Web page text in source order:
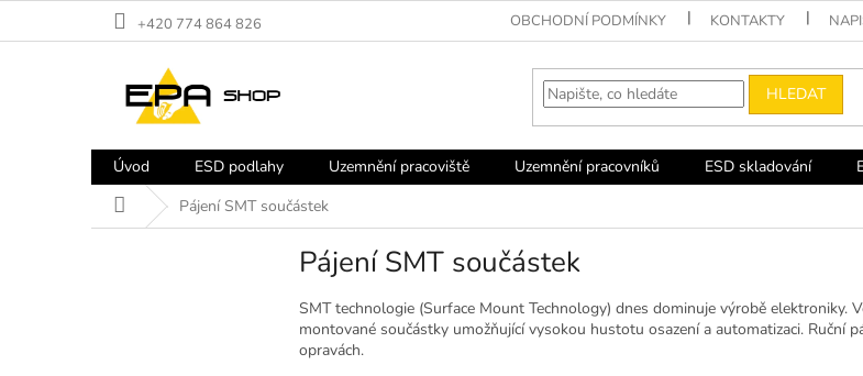
+420 774 864 826 OBCHODNÍ PODMÍNKY KONTAKTY
HLEDAT
Úvod ESD podlahy Uzemnění pracoviště Uzemnění pracovníků ESD skladování
Domů Pájení SMT součástek
Pájení SMT součástek
SMT technologie (Surface Mount Technology) dnes dominuje výrobě elektroniky.
montované součástky umožňující vysokou hustotu osazení a automatizaci. Ruční
opravách.